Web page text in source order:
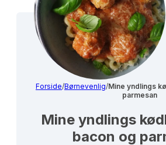
Forside/Børnevenlig/Mine yndlings
parmesan
Mine yndlings
bacon og